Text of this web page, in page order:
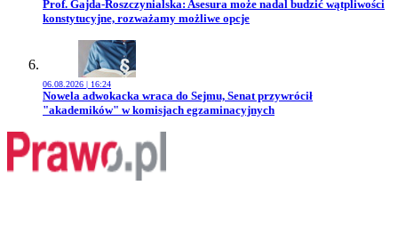
Przejdź do artykułu:
Prof. Gajda-Roszczynialska: Asesura może nadal budzić wątpliwości
konstytucyjne, rozważamy możliwe opcje
06.08.2026 | 16:24
Przejdź do artykułu:
Nowela adwokacka wraca do Sejmu, Senat przywrócił
"akademików" w komisjach egzaminacyjnych